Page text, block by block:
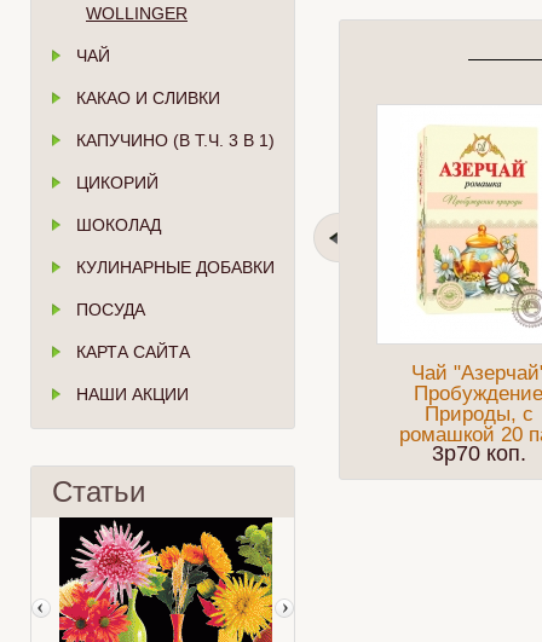
WOLLINGER
ЧАЙ
КАКАО И СЛИВКИ
КАПУЧИНО (В Т.Ч. 3 В 1)
ЦИКОРИЙ
ШОКОЛАД
КУЛИНАРНЫЕ ДОБАВКИ
ПОСУДА
КАРТА САЙТА
НАШИ АКЦИИ
Статьи
Чай
Природы, с
ромашкой 20
3p70 коп.